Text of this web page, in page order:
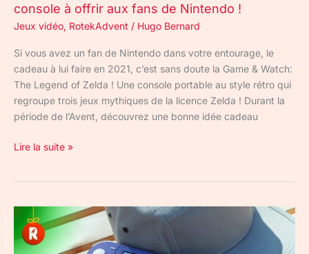
console à offrir aux fans de Nintendo !
Jeux vidéo, RotekAdvent / Hugo Bernard
Si vous avez un fan de Nintendo dans votre entourage, le
cadeau à lui faire en 2021, c’est sans doute la Game & Watch:
The Legend of Zelda ! Une console portable au style rétro qui
regroupe trois jeux mythiques de la licence Zelda ! Durant la
période de l’Avent, découvrez une bonne idée cadeau
de
Nintendo
Lire la suite »
Switch
Lite
: